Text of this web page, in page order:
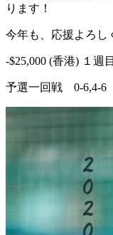
ります！
今年も、応援よろし
-$25,000 (香港) １週
予選一回戦 0-6,4-6